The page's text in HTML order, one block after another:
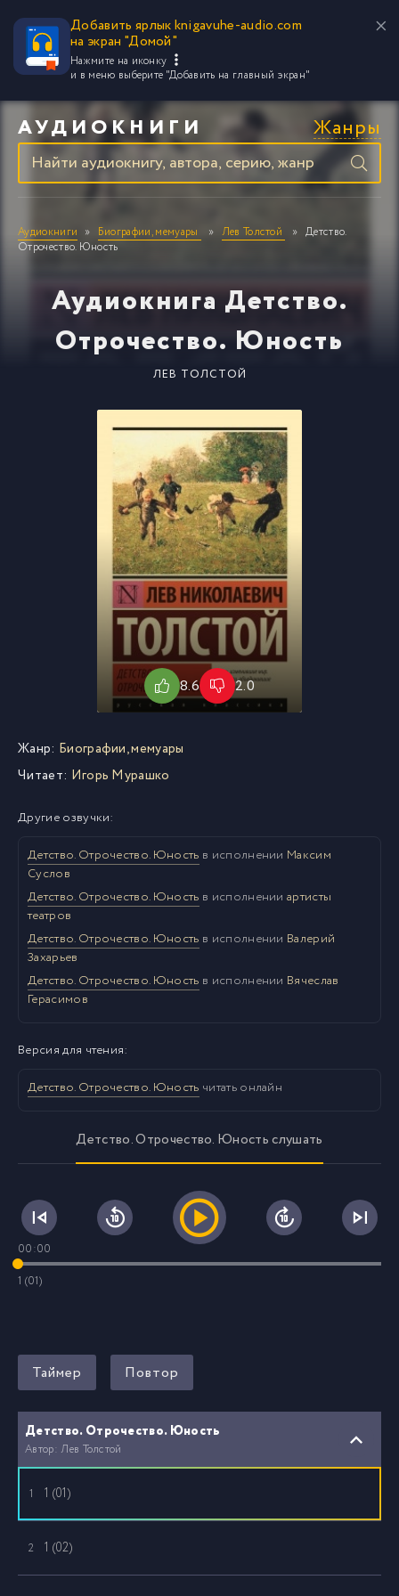
Добавить ярлык knigavuhe-audio.com
на экран "Домой"
Нажмите на иконку
и в меню выберите "Добавить на главный экран"
АУДИОКНИГИ Жанры
Аудиокниги Биографии, мемуары Лев Толстой
Детство.
Отрочество. Юность
Аудиокнига Детство.
Отрочество. Юность
ЛЕВ ТОЛСТОЙ
8.6 2.0
Жанр: Биографии, мемуары
Читает: Игорь Мурашко
Другие озвучки:
Детство. Отрочество. Юность в исполнении Максим
Суслов
Детство. Отрочество. Юность в исполненииартисты
театров
Детство. Отрочество. Юность в исполнении Валерий
Захарьев
Детство. Отрочество. Юность в исполнении Вячеслав
Герасимов
Версия для чтения:
Детство. Отрочество. Юность читать онлайн
Детство. Отрочество. Юность слушать
00:00
1 (01)
Таймер Повтор
Детство. Отрочество. Юность
Автор: Лев Толстой
1 1 (01)
2 1 (02)